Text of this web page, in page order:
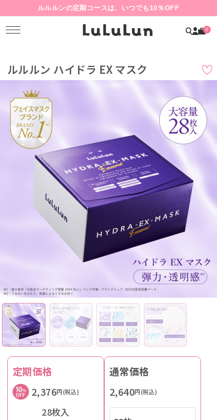
ルルルンの定期コースは、いつでも10％OFF
0
ルルルン ハイドラ EX マスク
定期価格
2,376円(税込)
28枚入
通常価格
2,640円(税込)